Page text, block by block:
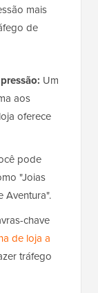
mais
de
Um
aos
oferece
pode
"Joias
Aventura".
chave
de loja a
tráfego